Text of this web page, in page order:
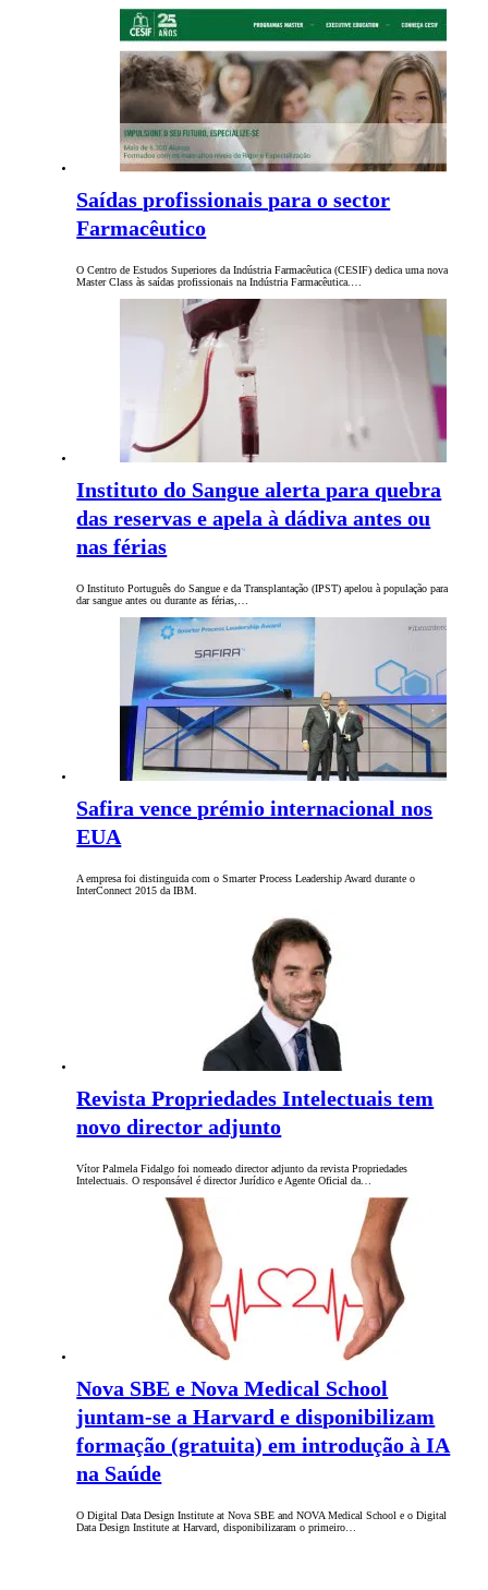
Saídas profissionais para o sector
Farmacêutico
O Centro de Estudos Superiores da Indústria Farmacêutica (CESIF) dedica uma nova
Master Class às saídas profissionais na Indústria Farmacêutica.…
Instituto do Sangue alerta para quebra
das reservas e apela à dádiva antes ou
nas férias
O Instituto Português do Sangue e da Transplantação (IPST) apelou à população para
dar sangue antes ou durante as férias,…
Safira vence prémio internacional nos
EUA
A empresa foi distinguida com o Smarter Process Leadership Award durante o
InterConnect 2015 da IBM.
Revista Propriedades Intelectuais tem
novo director adjunto
Vítor Palmela Fidalgo foi nomeado director adjunto da revista Propriedades
Intelectuais. O responsável é director Jurídico e Agente Oficial da…
Nova SBE e Nova Medical School
juntam-se a Harvard e disponibilizam
formação (gratuita) em introdução à IA
na Saúde
O Digital Data Design Institute at Nova SBE and NOVA Medical School e o Digital
Data Design Institute at Harvard, disponibilizaram o primeiro…